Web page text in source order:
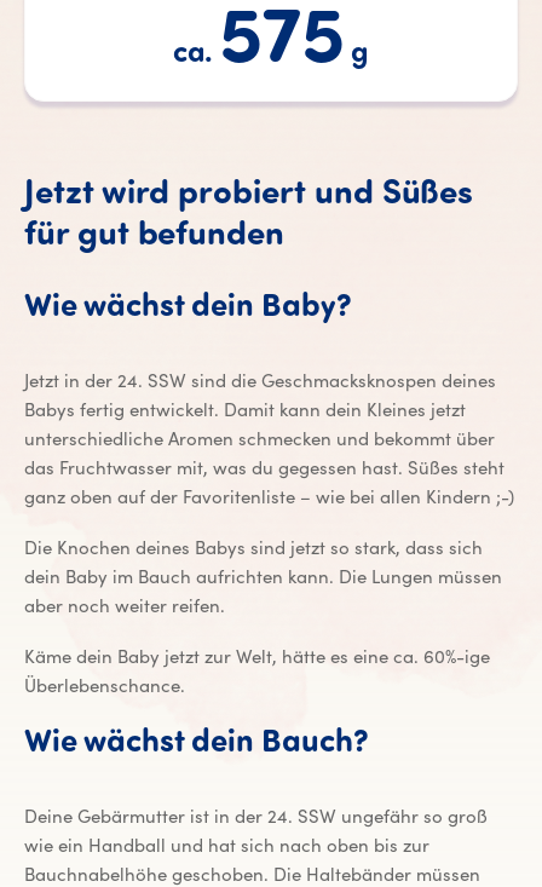
ca.575
g
Jetzt wird probiert und Süßes
für gut befunden
Wie wächst dein Baby?
Jetzt in der 24. SSW sind die Geschmacksknospen deines
Babys fertig entwickelt. Damit kann dein Kleines jetzt
unterschiedliche Aromen schmecken und bekommt über
das Fruchtwasser mit, was du gegessen hast. Süßes steht
ganz oben auf der Favoritenliste – wie bei allen Kindern ;-)
Die Knochen deines Babys sind jetzt so stark, dass sich
dein Baby im Bauch aufrichten kann. Die Lungen müssen
aber noch weiter reifen.
Käme dein Baby jetzt zur Welt, hätte es eine ca. 60%-ige
Überlebenschance.
Wie wächst dein Bauch?
Deine Gebärmutter ist in der 24. SSW ungefähr so groß
wie ein Handball und hat sich nach oben bis zur
Bauchnabelhöhe geschoben. Die Haltebänder müssen